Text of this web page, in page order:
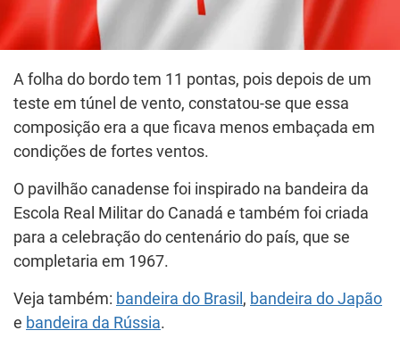
A folha do bordo tem 11 pontas, pois depois de um
teste em túnel de vento, constatou-se que essa
composição era a que ficava menos embaçada em
condições de fortes ventos.
O pavilhão canadense foi inspirado na bandeira da
Escola Real Militar do Canadá e também foi criada
para a celebração do centenário do país, que se
completaria em 1967.
Veja também: bandeira do Brasil , bandeira do Japão
e bandeira da Rússia.